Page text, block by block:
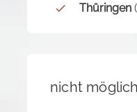
Thüringen
nicht